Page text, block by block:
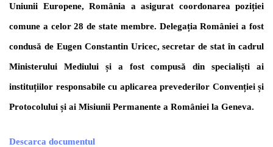
Uniunii Europene, România a asigurat coordonarea poziției
comune a celor 28 de state membre. Delegația României a fost
condusă de Eugen Constantin Uricec, secretar de stat în cadrul
Ministerului Mediului și a fost compusă din specialiști ai
instituțiilor responsabile cu aplicarea prevederilor Convenției și
Protocolului și ai Misiunii Permanente a României la Geneva.
Descarca documentul